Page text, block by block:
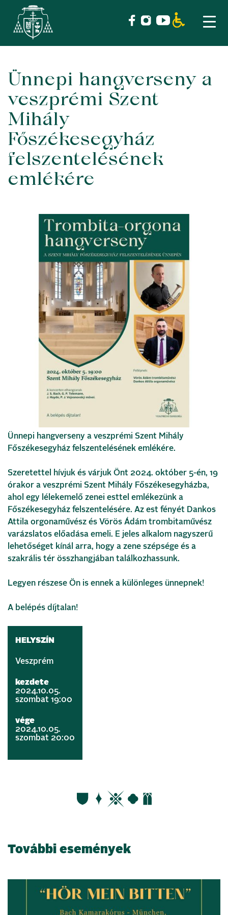
SkipÜnnepi hangverseny a
veszprémi Szent
Mihály
Főszékesegyház
felszentelésének
emlékére
Ünnepi hangverseny a veszprémi Szent Mihály
Főszékesegyház felszentelésének emlékére.
Szeretettel hívjuk és várjuk Önt 2024. október 5-én, 19
órakor a veszprémi Szent Mihály Főszékesegyházba,
ahol egy lélekemelő zenei esttel emlékezünk a
Főszékesegyház felszentelésére. Az est fényét Dankos
Attila orgonaművész és Vörös Ádám trombitaművész
varázslatos előadása emeli. E jeles alkalom nagyszerű
lehetőséget kínál arra, hogy a zene szépsége és a
szakrális tér összhangjában találkozhassunk.
Legyen részese Ön is ennek a különleges ünnepnek!
A belépés díjtalan!
HELYSZÍN
Veszprém
kezdete
2024.10.05.
szombat 19:00
vége
2024.10.05.
szombat 20:00
További események